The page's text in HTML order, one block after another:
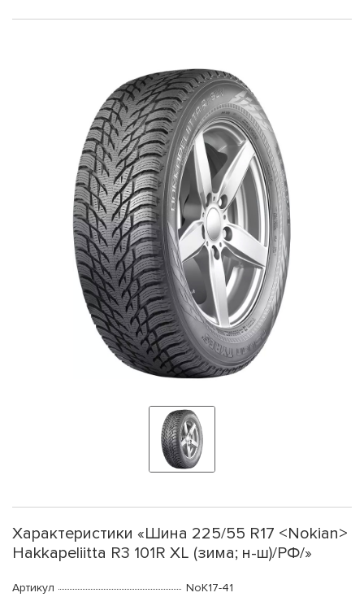
Характеристики «Шина 225/55 R17 <Nokian>
Hakkapeliitta R3 101R XL (зима; н-ш)/РФ/»
Артикул
NoK17-41